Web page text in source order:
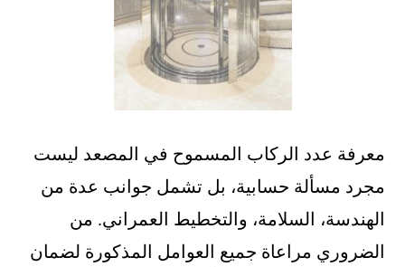
معرفة عدد الركاب المسموح في المصعد ليست
مجرد مسألة حسابية، بل تشمل جوانب عدة من
الهندسة، السلامة، والتخطيط العمراني. من
الضروري مراعاة جميع العوامل المذكورة لضمان